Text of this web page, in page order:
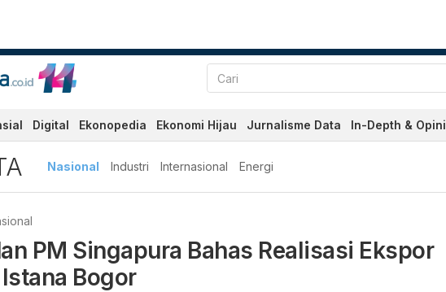
Digital Ekonopedia Ekonomi Hijau Jurnalisme Data In-Depth & Opini
Nasional Industri Internasional Energi
PM Singapura Bahas Realisasi Ekspor
Bogor